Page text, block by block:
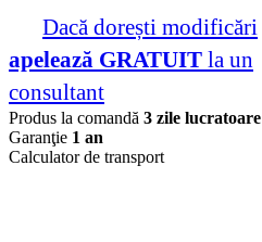
Dacă dorești modificări
apelează GRATUIT la un
consultant
Produs la comandă 3 zile lucratoare
Garanţie 1 an
Calculator de transport